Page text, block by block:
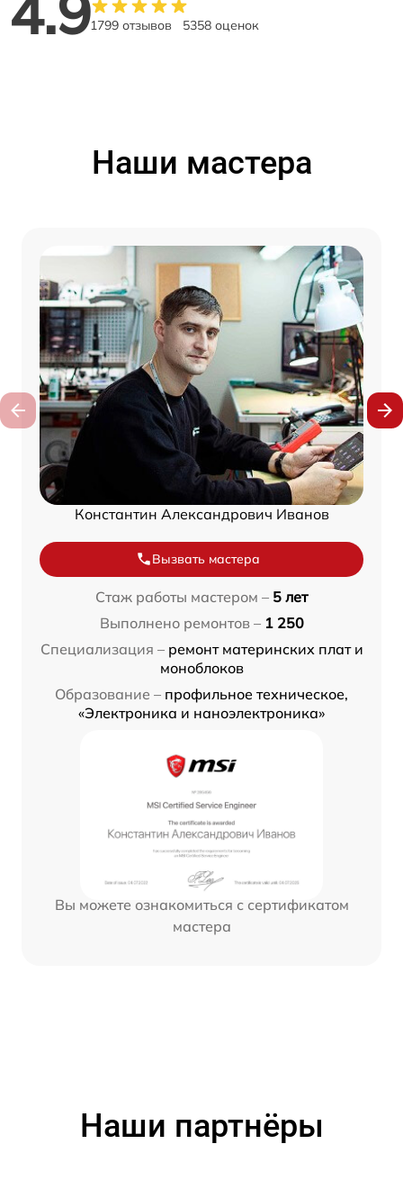
1799 отзывов 5358 оценок
Наши мастера
Константин Александрович Иванов
Вызвать мастера
Стаж работы мастером – 5 лет
Выполнено ремонтов – 1 250
Специализация – ремонт материнских плат и
моноблоков
Образование – профильное техническое,
«Электроника и наноэлектроника»
Вы можете ознакомиться с сертификатом
мастера
Наши партнёры